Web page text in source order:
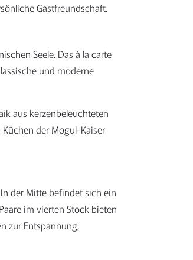
Gastfreundschaft.
Seele. Das à la carte
und moderne
aus kerzenbeleuchteten
der Mogul-Kaiser
der Mitte befindet sich ein
im vierten Stock bieten
zur Entspannung,